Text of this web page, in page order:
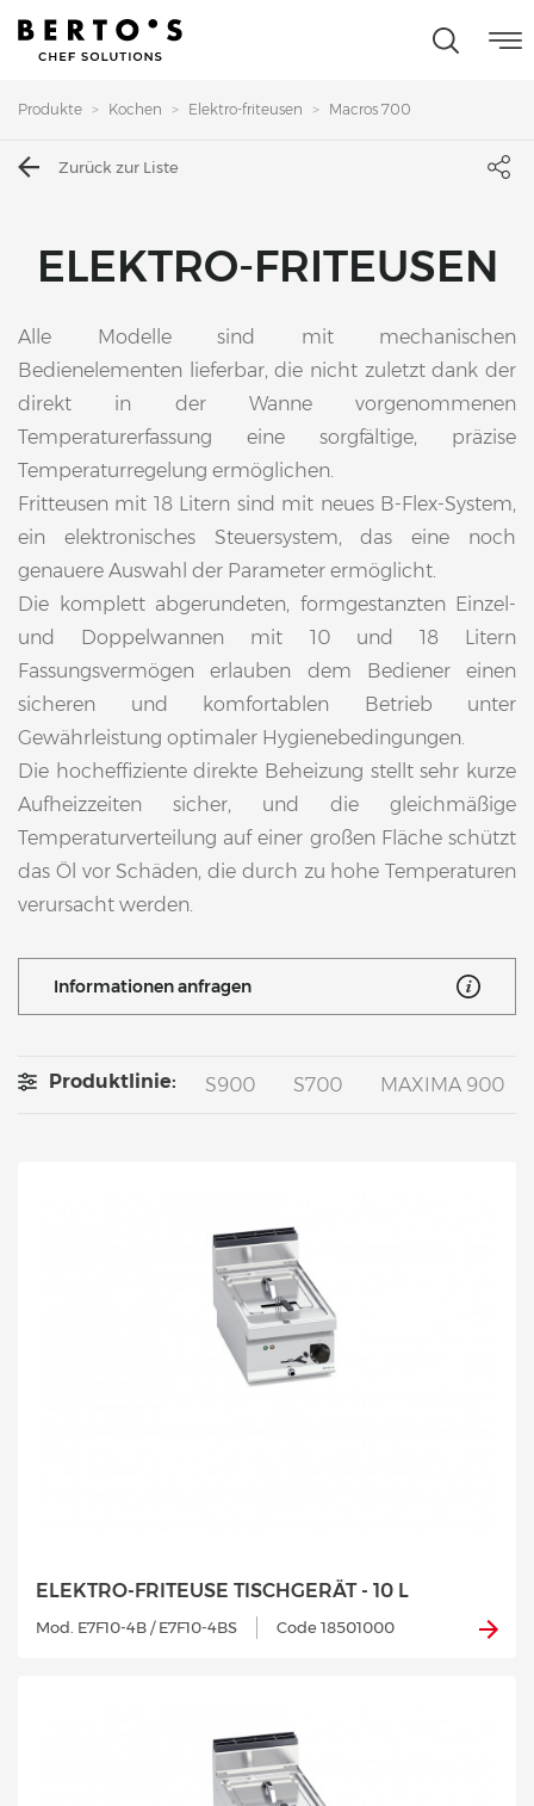
Produkte Kochen Elektro-friteusen Macros 700
Zurück zur Liste
ELEKTRO-FRITEUSEN
Alle Modelle sind mit mechanischen
Bedienelementen lieferbar, die nicht zuletzt dank der
direkt in der Wanne vorgenommenen
Temperaturerfassung eine sorgfältige, präzise
Temperaturregelung ermöglichen.
Fritteusen mit 18 Litern sind mit neues B-Flex-System,
ein elektronisches Steuersystem, das eine noch
genauere Auswahl der Parameter ermöglicht.
Die komplett abgerundeten, formgestanzten Einzel-
und Doppelwannen mit 10 und 18 Litern
Fassungsvermögen erlauben dem Bediener einen
sicheren und komfortablen Betrieb unter
Gewährleistung optimaler Hygienebedingungen.
Die hocheffiziente direkte Beheizung stellt sehr kurze
Aufheizzeiten sicher, und die gleichmäßige
Temperaturverteilung auf einer großen Fläche schützt
das Öl vor Schäden, die durch zu hohe Temperaturen
verursacht werden.
Informationen anfragen
Produktlinie: S900 S700 MAXIMA 900
ELEKTRO-FRITEUSE TISCHGERÄT - 10 L
Mod. E7F10-4B / E7F10-4BS Code 18501000